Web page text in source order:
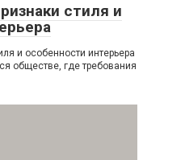
стиля и
и особенности интерьера
обществе, где требования